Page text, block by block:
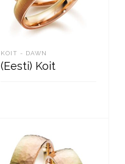
KOIT - DAWN
(Eesti) Koit